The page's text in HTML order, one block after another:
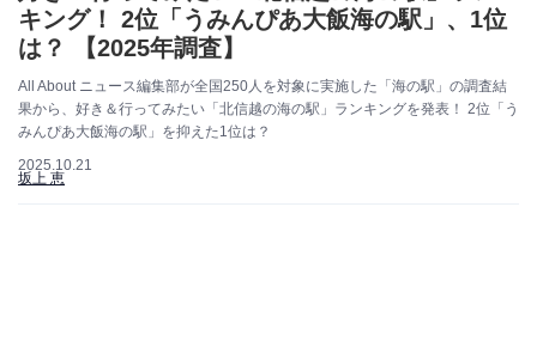
キング！ 2位「うみんぴあ大飯海の駅」、1位
は？ 【2025年調査】
All About ニュース編集部が全国250人を対象に実施した「海の駅」の調査結
果から、好き＆行ってみたい「北信越の海の駅」ランキングを発表！ 2位「う
みんぴあ大飯海の駅」を抑えた1位は？
2025.10.21
坂上 恵